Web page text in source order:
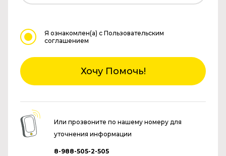
Я ознакомлен(а) с Пользовательским
соглашением
Хочу Помочь!
Или прозвоните по нашему номеру для
уточнения информации
8-988-505-2-505